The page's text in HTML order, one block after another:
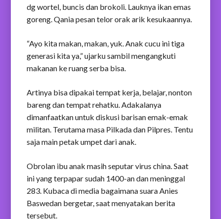
dg wortel, buncis dan brokoli. Lauknya ikan emas
goreng. Qania pesan telor orak arik kesukaannya.
“Ayo kita makan, makan, yuk. Anak cucu ini tiga
generasi kita ya,” ujarku sambil mengangkuti
makanan ke ruang serba bisa.
Artinya bisa dipakai tempat kerja, belajar, nonton
bareng dan tempat rehatku. Adakalanya
dimanfaatkan untuk diskusi barisan emak-emak
militan. Terutama masa Pilkada dan Pilpres. Tentu
saja main petak umpet dari anak.
Obrolan ibu anak masih seputar virus china. Saat
ini yang terpapar sudah 1400-an dan meninggal
283. Kubaca di media bagaimana suara Anies
Baswedan bergetar, saat menyatakan berita
tersebut.